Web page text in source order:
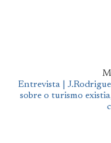
Entrevista |
sobre o turismo